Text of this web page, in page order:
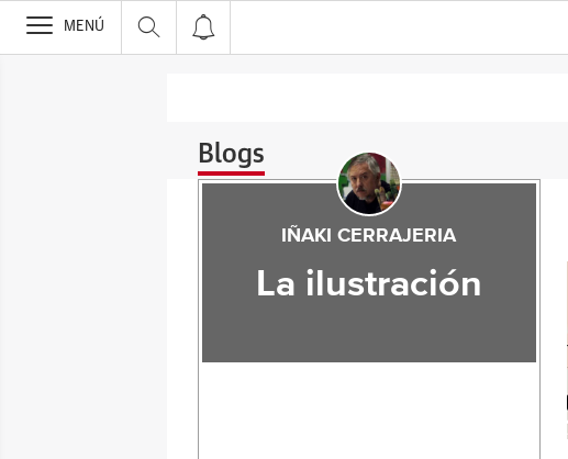
>
MENÚ
Blogs
IÑAKI CERRAJERIA
La ilustración